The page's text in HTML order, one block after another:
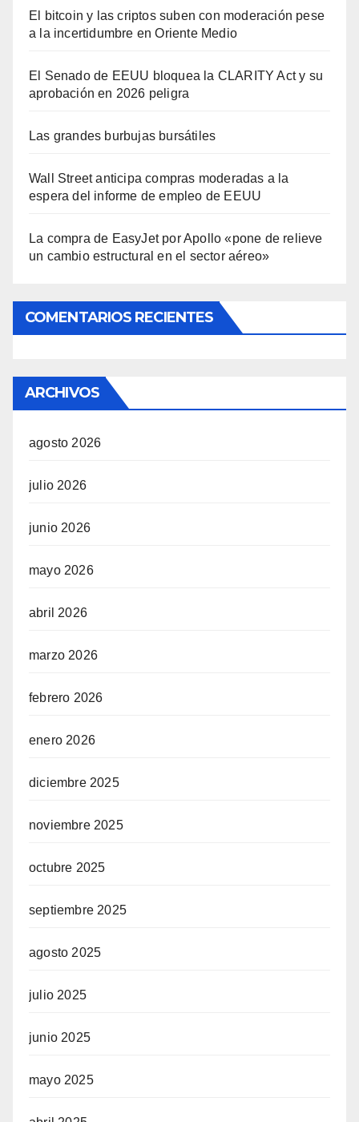
El bitcoin y las criptos suben con moderación pese
a la incertidumbre en Oriente Medio
El Senado de EEUU bloquea la CLARITY Act y su
aprobación en 2026 peligra
Las grandes burbujas bursátiles
Wall Street anticipa compras moderadas a la
espera del informe de empleo de EEUU
La compra de EasyJet por Apollo «pone de relieve
un cambio estructural en el sector aéreo»
COMENTARIOS RECIENTES
ARCHIVOS
agosto 2026
julio 2026
junio 2026
mayo 2026
abril 2026
marzo 2026
febrero 2026
enero 2026
diciembre 2025
noviembre 2025
octubre 2025
septiembre 2025
agosto 2025
julio 2025
junio 2025
mayo 2025